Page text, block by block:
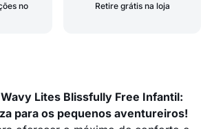
no
Retire grátis na loja
Lites Blissfully Free Infantil:
para os pequenos aventureiros!